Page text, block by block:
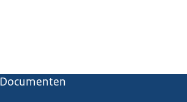
Documenten